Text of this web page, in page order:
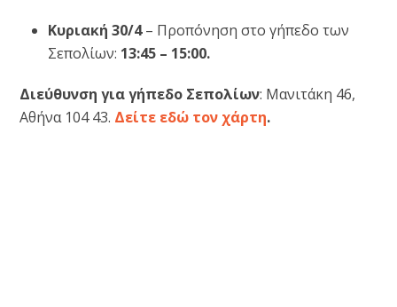
Κυριακή 30/4– Προπόνηση στο γήπεδο των
Σεπολίων: 13:45 – 15:00.
Διεύθυνση για γήπεδο Σεπολίων: Μανιτάκη 46,
Αθήνα 104 43. Δείτε εδώ τον χάρτη.